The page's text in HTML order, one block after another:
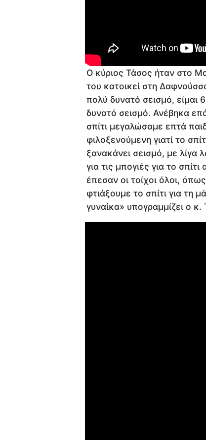
Ο κύριος Τάσος ήταν στο
του κατοικεί στη
πολύ δυνατό σεισμό, είμαι
δυνατό σεισμό. Ανέβηκα
σπίτι μεγαλώσαμε επτά
φιλοξενούμενη γιατί το
ξανακάνει σεισμό, με λίγα
για τις μπογιές για το
έπεσαν οι τοίχοι όλοι,
φτιάξουμε το σπίτι για τη
γυναίκα» υπογραμμίζει ο κ.